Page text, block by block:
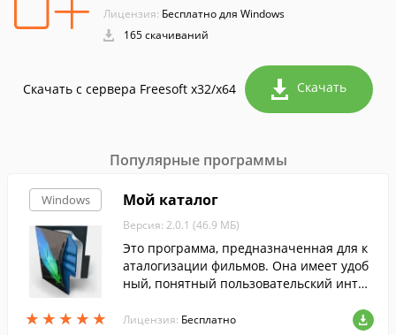
Лицензия: Бесплатно для Windows
165 скачиваний
Скачать с сервера Freesoft x32/x64 Скачать
Популярные программы
Windows
★ ★ ★ ★ ★
★ ★ ★ ★ ★
Мой каталог
Версия: 2.0.1 (46.9 МБ)
Это программа, предназначенная для к
аталогизации фильмов. Она имеет удоб
ный, понятный пользовательский интер
ильмов.
Лицензия: Бесплатно